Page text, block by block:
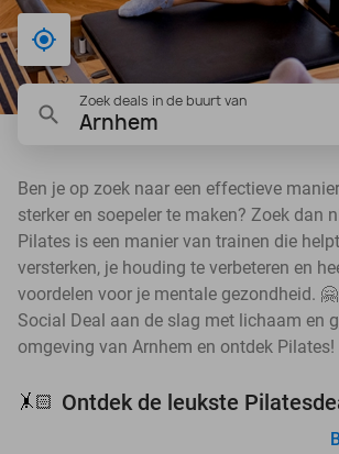
Bij mij in de buurt
Zoek deals in de buurt van
Arnhem
Ben je op zoek naar een effectieve
sterker en soepeler te maken? Zoek dan
Pilates is een manier van trainen die
versterken, je houding te verbeteren en
voordelen voor je mentale gezondheid.
Social Deal aan de slag met lichaam en
omgeving van Arnhem en ontdek Pilates!
🤸🏻 Ontdek de leukste